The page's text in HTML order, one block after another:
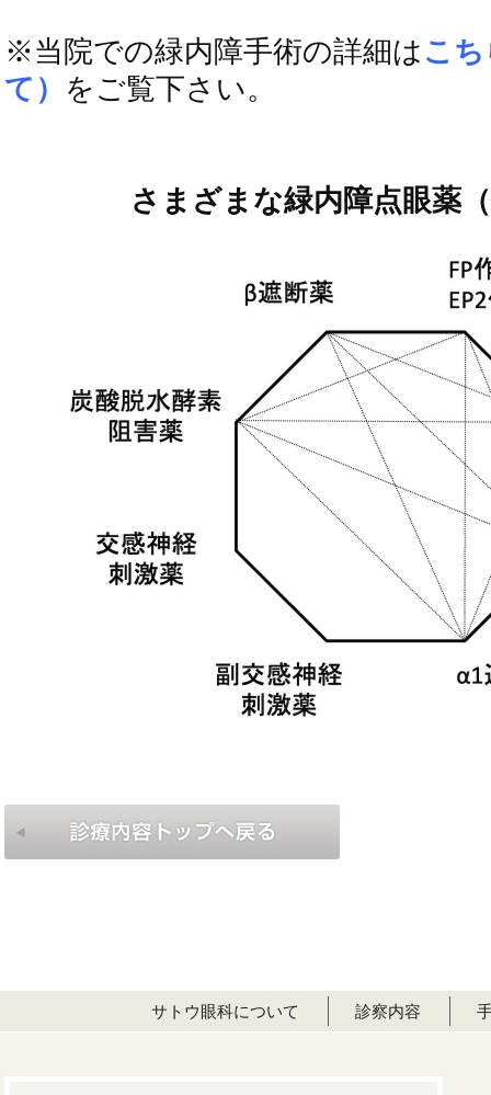
※当院での緑内障手術の詳細は こ
て） をご覧下さい。
さまざまな緑内障点眼薬
サトウ眼科について 診察内容